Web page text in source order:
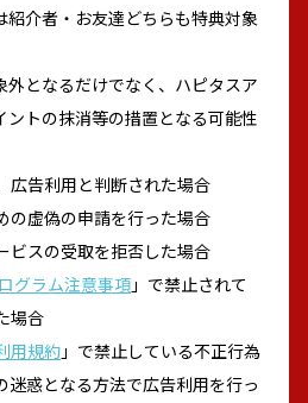
紹介者・お友達どちらも特典対象
外となるだけでなく、ハピタスア
ントの抹消等の措置となる可能性
広告利用と判断された場合
の虚偽の申請を行った場合
ビスの受取を拒否した場合
グラム注意事項 」で禁止されて
場合
用規約 」で禁止している不正行為
迷惑となる方法で広告利用を行っ